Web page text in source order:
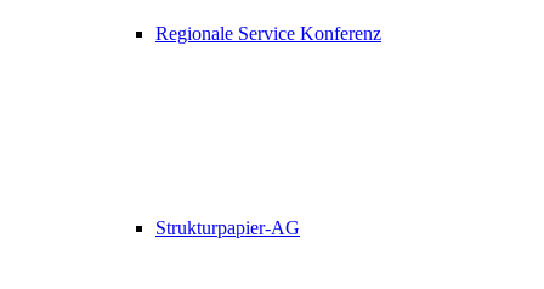
Regionale Service Konferenz
Strukturpapier-AG